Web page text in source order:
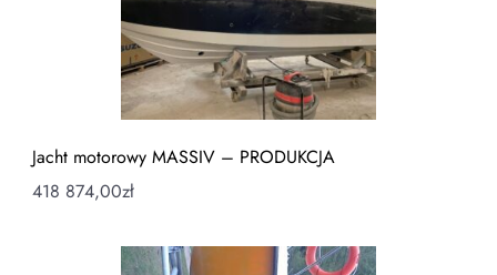
Jacht motorowy MASSIV – PRODUKCJA
418 874,00zł